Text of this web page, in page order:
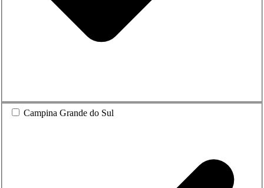
Campina Grande do Sul